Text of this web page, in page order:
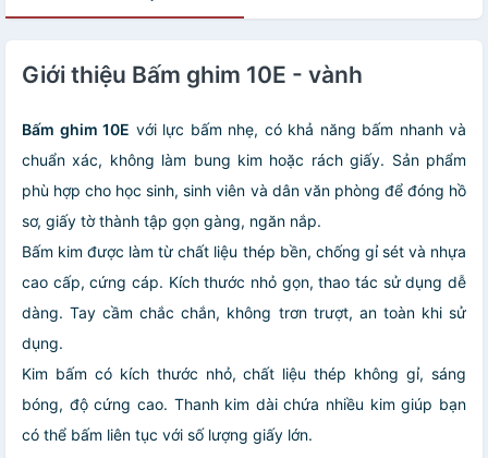
Giới thiệu Bấm ghim 10E - vành
Bấm ghim 10E với lực bấm nhẹ, có khả năng bấm nhanh và
chuẩn xác, không làm bung kim hoặc rách giấy. Sản phẩm
phù hợp cho học sinh, sinh viên và dân văn phòng để đóng hồ
sơ, giấy tờ thành tập gọn gàng, ngăn nắp.
Bấm kim được làm từ chất liệu thép bền, chống gỉ sét và nhựa
cao cấp, cứng cáp. Kích thước nhỏ gọn, thao tác sử dụng dễ
dàng. Tay cầm chắc chắn, không trơn trượt, an toàn khi sử
dụng.
Kim bấm có kích thước nhỏ, chất liệu thép không gỉ, sáng
bóng, độ cứng cao. Thanh kim dài chứa nhiều kim giúp bạn
có thể bấm liên tục với số lượng giấy lớn.